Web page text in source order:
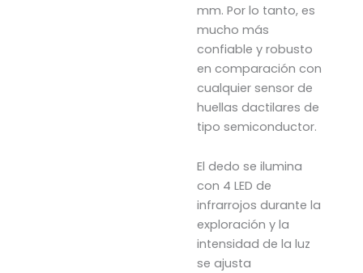
mm. Por lo tanto, es
mucho más
confiable y robusto
en comparación con
cualquier sensor de
huellas dactilares de
tipo semiconductor.
El dedo se ilumina
con 4 LED de
infrarrojos durante la
exploración y la
intensidad de la luz
se ajusta